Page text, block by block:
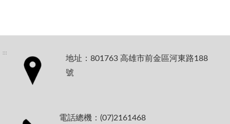
:::
地址：801763 高雄市前金區河東路188
號
電話總機：(07)2161468